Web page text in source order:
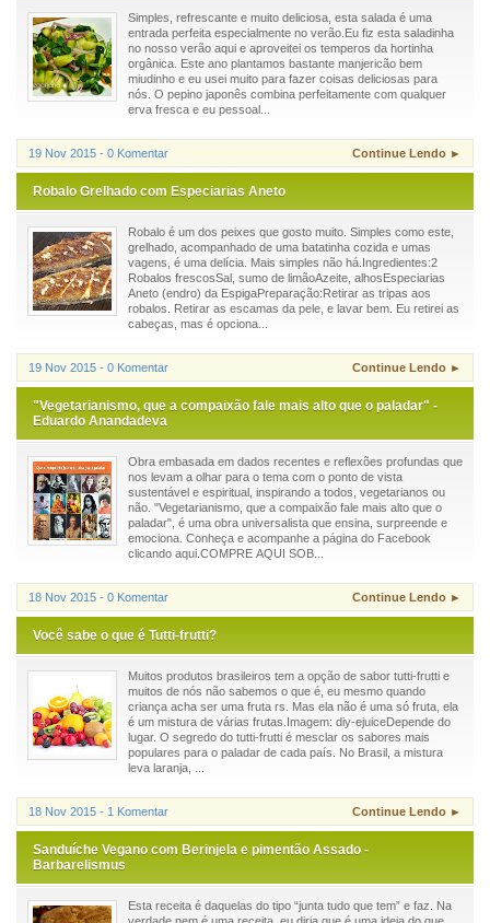
Simples, refrescante e muito deliciosa, esta salada é uma
entrada perfeita especialmente no verão.Eu fiz esta saladinha
no nosso verão aqui e aproveitei os temperos da hortinha
orgânica. Este ano plantamos bastante manjericão bem
miudinho e eu usei muito para fazer coisas deliciosas para
nós. O pepino japonês combina perfeitamente com qualquer
erva fresca e eu pessoal...
19 Nov 2015 - 0 Komentar Continue Lendo ►
Robalo Grelhado com Especiarias Aneto
Robalo é um dos peixes que gosto muito. Simples como este,
grelhado, acompanhado de uma batatinha cozida e umas
vagens, é uma delícia. Mais simples não há.Ingredientes:2
Robalos frescosSal, sumo de limãoAzeite, alhosEspeciarias
Aneto (endro) da EspigaPreparação:Retirar as tripas aos
robalos. Retirar as escamas da pele, e lavar bem. Eu retirei as
cabeças, mas é opciona...
19 Nov 2015 - 0 Komentar Continue Lendo ►
"Vegetarianismo, que a compaixão fale mais alto que o paladar" -
Eduardo Anandadeva
Obra embasada em dados recentes e reflexões profundas que
nos levam a olhar para o tema com o ponto de vista
sustentável e espiritual, inspirando a todos, vegetarianos ou
não. "Vegetarianismo, que a compaixão fale mais alto que o
paladar", é uma obra universalista que ensina, surpreende e
emociona. Conheça e acompanhe a página do Facebook
clicando aqui.COMPRE AQUI SOB...
18 Nov 2015 - 0 Komentar Continue Lendo ►
Você sabe o que é Tutti-frutti?
Muitos produtos brasileiros tem a opção de sabor tutti-frutti e
muitos de nós não sabemos o que é, eu mesmo quando
criança acha ser uma fruta rs. Mas ela não é uma só fruta, ela
é um mistura de várias frutas.Imagem: diy-ejuiceDepende do
lugar. O segredo do tutti-frutti é mesclar os sabores mais
populares para o paladar de cada país. No Brasil, a mistura
leva laranja, ...
18 Nov 2015 - 1 Komentar Continue Lendo ►
Sanduíche Vegano com Berinjela e pimentão Assado -
Barbarelismus
Esta receita é daquelas do tipo “junta tudo que tem” e faz. Na